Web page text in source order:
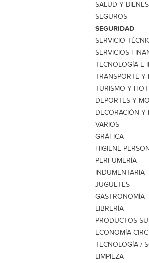
SALUD Y
SEGUROS
SEGURIDAD
SERVICIO
SERVICIOS
TECNOLOGÍA E
TRANSPORTE Y
TURISMO Y
DEPORTES Y
DECORACIÓN Y
VARIOS
GRÁFICA
HIGIENE
PERFUMERÍA
INDUMENTARIA
JUGUETES
GASTRONOMÍA
LIBRERÍA
PRODUCTOS
ECONOMÍA
TECNOLOGÍA /
LIMPIEZA